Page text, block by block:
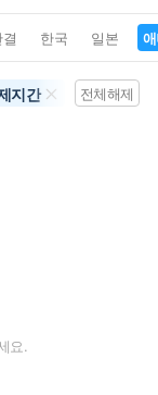
결 한국 일본
지간 #10권이상
전체해제
요.